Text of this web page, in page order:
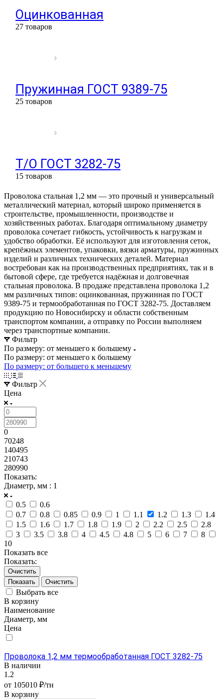
Оцинкованная
27 товаров
Пружинная ГОСТ 9389-75
25 товаров
Т/О ГОСТ 3282-75
15 товаров
Проволока стальная 1,2 мм — это прочный и универсальный
металлический материал, который широко применяется в
строительстве, промышленности, производстве и
хозяйственных работах. Благодаря оптимальному диаметру
проволока сочетает гибкость, устойчивость к нагрузкам и
удобство обработки. Её используют для изготовления сеток,
крепёжных элементов, упаковки, вязки арматуры, пружинных
изделий и различных технических деталей. Материал
востребован как на производственных предприятиях, так и в
бытовой сфере, где требуется надёжная и долговечная
стальная проволока. В продаже представлена проволока 1,2
мм различных типов: оцинкованная, пружинная по ГОСТ
9389-75 и термообработанная по ГОСТ 3282-75. Доставляем
продукцию по Новосибирску и области собственным
транспортом компании, а отправку по России выполняем
через транспортные компании.
Фильтр
По размеру: от меньшего к большему
По размеру: от меньшего к большему
По размеру: от большего к меньшему
Фильтр
Цена
0
70248
140495
210743
280990
Показать:
Диаметр, мм : 1
0.5
0.6
0.7
0.8 0.85 0.9 1 1.1 1.2 1.3
1.4
1.5
1.6 1.7 1.8 1.9 2 2.2 2.5
2.8
3
3.5 3.8 4 4.5 4.8 5 6 7
8
10
Показать все
Показать:
Очистить
Очистить
Выбрать все
В корзину
Наименование
Диаметр, мм
Цена
Проволока 1,2 мм термообработанная ГОСТ 3282-75
В наличии
1.2
от 105010 ₽/тн
В корзину